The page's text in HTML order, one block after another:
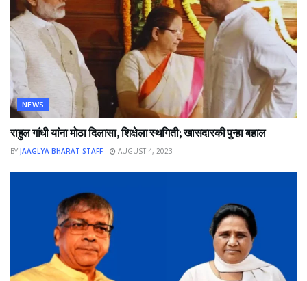
NEWS
राहुल गांधी यांना मोठा दिलासा, शिक्षेला स्थगिती; खासदारकी पुन्हा बहाल
BY JAAGLYA BHARAT STAFF AUGUST 4, 2023